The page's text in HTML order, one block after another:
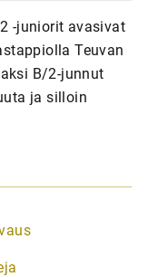
-juniorit avasivat
Teuvan
B/2-junnut
ja silloin